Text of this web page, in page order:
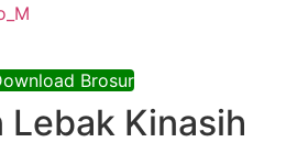
Brosur
Lebak Kinasih